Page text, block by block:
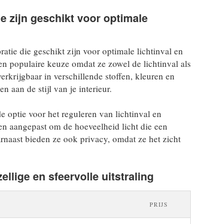
zijn geschikt voor optimale
die geschikt zijn voor optimale lichtinval en
populaire keuze omdat ze zowel de lichtinval als
in verschillende stoffen, kleuren en
aan de stijl van je interieur.
optie voor het reguleren van lichtinval en
aangepast om de hoeveelheid licht die een
bieden ze ook privacy, omdat ze het zicht
en sfeervolle uitstraling
PRIJS